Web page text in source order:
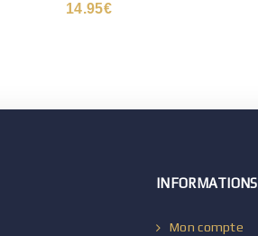
14.95€
INFORMATIONS
Mon compte